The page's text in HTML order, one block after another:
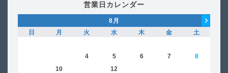
営業日カレンダー
8 月
日
月 火 水 木 金
土
4 5 6 7
8
10 12